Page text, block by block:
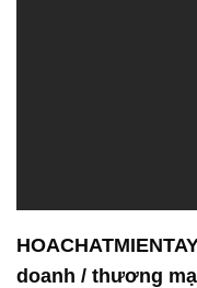
doanh / thương